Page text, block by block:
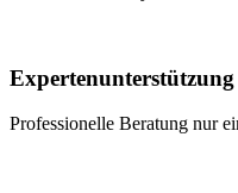
Expertenunterstützung
Professionelle Beratung nur